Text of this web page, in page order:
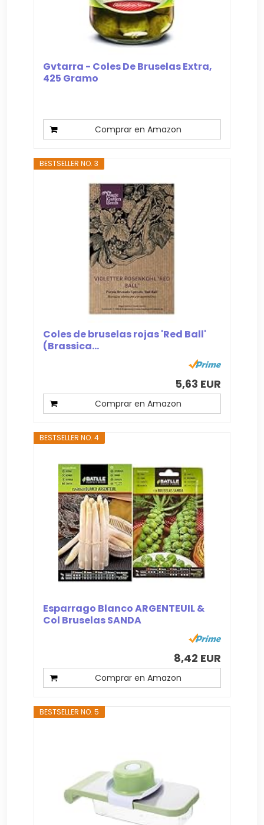
Gvtarra - Coles De Bruselas Extra,
425 Gramo
Comprar en Amazon
BESTSELLER NO. 3
Coles de bruselas rojas 'Red Ball'
(Brassica...
5,63 EUR
Comprar en Amazon
BESTSELLER NO. 4
Esparrago Blanco ARGENTEUIL &
Col Bruselas SANDA
8,42 EUR
Comprar en Amazon
BESTSELLER NO. 5